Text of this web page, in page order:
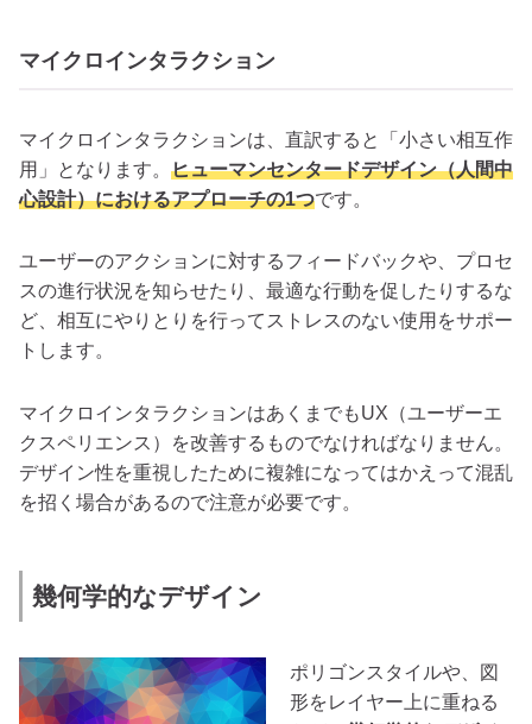
マイクロインタラクション
マイクロインタラクションは、直訳すると「小さい相互作
用」となります。 ヒューマンセンタードデザイン（人間中
心設計）におけるアプローチの1つです。
ユーザーのアクションに対するフィードバックや、プロセ
スの進行状況を知らせたり、最適な行動を促したりするな
ど、相互にやりとりを行ってストレスのない使用をサポー
トします。
マイクロインタラクションはあくまでもUX（ユーザーエ
クスペリエンス）を改善するものでなければなりません。
デザイン性を重視したために複雑になってはかえって混乱
を招く場合があるので注意が必要です。
幾何学的なデザイン
ポリゴンスタイルや、図
形をレイヤー上に重ねる